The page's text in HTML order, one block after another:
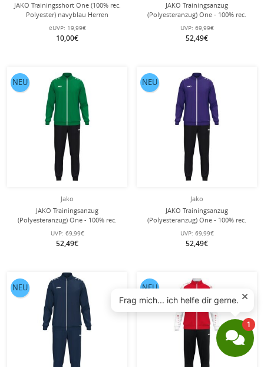
JAKO Trainingsshort One (100% rec.
Polyester) navyblau Herren
eUVP: 19,99€
10,00€
JAKO Trainingsanzug
(Polyesteranzug) One - 100% rec.
Polyester - weiss Herren
UVP: 69,99€
52,49€
Jako
JAKO Trainingsanzug
(Polyesteranzug) One - 100% rec.
Polyester - grün/schwarz Herren
UVP: 69,99€
52,49€
NEU
Jako
JAKO Trainingsanzug
(Polyesteranzug) One - 100% rec.
Polyester - violett/schwarz Herren
UVP: 69,99€
52,49€
NEU
NEU NEU